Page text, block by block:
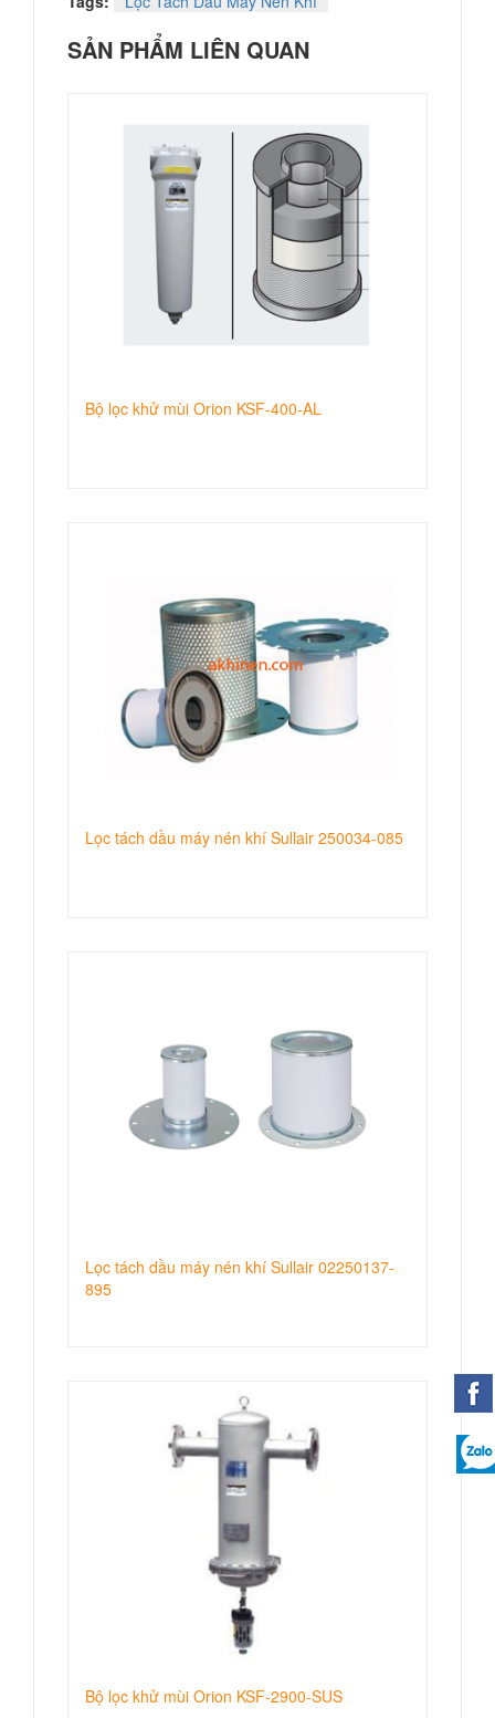
SẢN PHẨM LIÊN QUAN
Bộ lọc khử mùi Orion KSF-400-AL
Lọc tách dầu máy nén khí Sullair 250034-085
Lọc tách dầu máy nén khí Sullair 02250137-
895
Bộ lọc khử mùi Orion KSF-2900-SUS